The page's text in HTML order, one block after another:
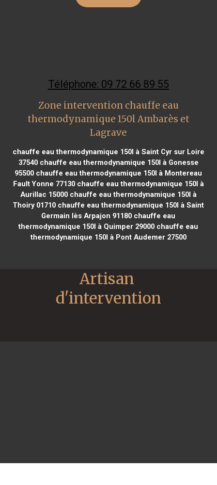
Téléphone: 09 72 66 89 55
Zone intervention chauffe eau
thermodynamique 150l Ambarès et
Lagrave
chauffe eau thermodynamique 150l à Saint Cyr sur Loire
37540chauffe eau thermodynamique 150l à Gonesse
95500 chauffe eau thermodynamique 150l à Montereau
Fault Yonne 77130chauffe eau thermodynamique 150l à
Aurillac 15000chauffe eau thermodynamique 150l à
Thoiry 01710 chauffe eau thermodynamique 150l à Saint
Germain lès Arpajon 91180 chauffe eau
thermodynamique 150l à Quimper 29000 chauffe eau
thermodynamique 150l à Pont Audemer 27500
Artisan
d'intervention